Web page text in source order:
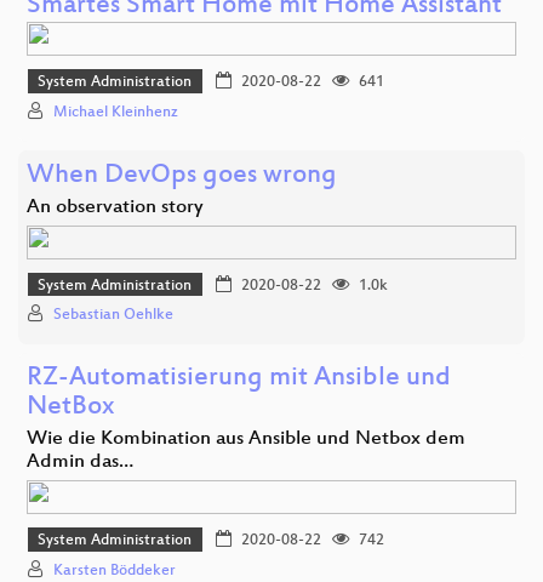
Smartes Smart Home mit Home Assistant
System Administration 2020-08-22
641
Michael Kleinhenz
When DevOps goes wrong
An observation story
System Administration 2020-08-22
1.0k
Sebastian Oehlke
RZ-Automatisierung mit Ansible und
NetBox
Wie die Kombination aus Ansible und Netbox dem
Admin das…
System Administration 2020-08-22
742
Karsten Böddeker